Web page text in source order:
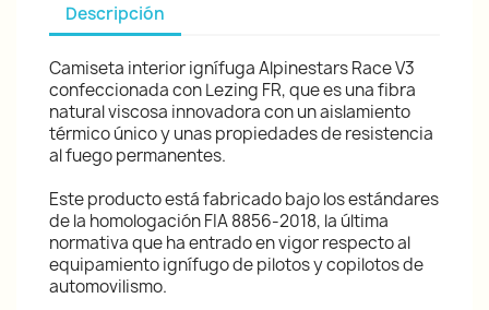
Descripción
Camiseta interior ignífuga Alpinestars Race V3
confeccionada con Lezing FR, que es una fibra
natural viscosa innovadora con un aislamiento
térmico único y unas propiedades de resistencia
al fuego permanentes.
Este producto está fabricado bajo los estándares
de la homologación FIA 8856-2018, la última
normativa que ha entrado en vigor respecto al
equipamiento ignífugo de pilotos y copilotos de
automovilismo.